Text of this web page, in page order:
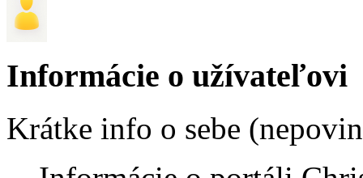
Informácie o užívateľovi
Krátke info o sebe